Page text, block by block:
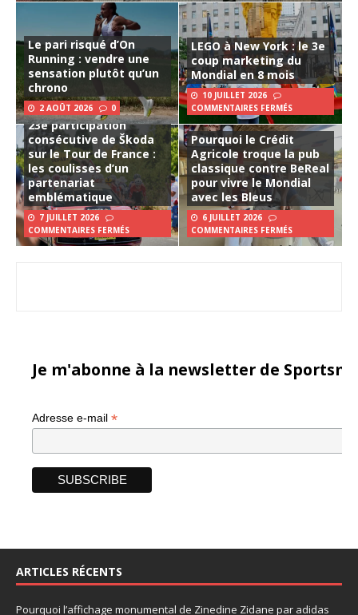
Le pari risqué d’On
Running : vendre une
sensation plutôt qu’un
chrono
2 AOÛT 2026 0
LEGO à New York : le 3e
coup marketing du
Mondial en 8 mois
10 JUILLET 2026
COMMENTAIRES FERMÉS
23e participation
consécutive de Škoda
sur le Tour de France :
les coulisses d’un
partenariat
emblématique
7 JUILLET 2026
COMMENTAIRES FERMÉS
Pourquoi le Crédit
Agricole troque la pub
classique contre BeReal
pour vivre le Mondial
avec les Bleus
6 JUILLET 2026
COMMENTAIRES FERMÉS
Je m'abonne à la newsletter de
Adresse e-mail *
ARTICLES RÉCENTS
Pourquoi l’affichage monumental de Zinedine Zidane par adidas